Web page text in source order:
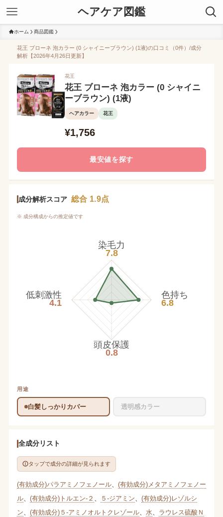
ヘアケア図鑑
ホーム 商品図鑑
花王 ブローネ 泡カラー (0 シャイニーブラウン) (1液)の口コミ（0件）/成分
解析【2026年4月26日更新】
花王
花王 ブローネ 泡カラー (0 シャイニ
ーブラウン) (1液)
ヘアカラー 花王
¥1,756
最安値を探す
成分解析スコア 総合 1.9点
※ 成分構成からの推定値です
染毛力
7.8
色持ち
6.8
頭皮保護
0.8
低刺激性
4.1
用途
白髪しっかりカバー 透明感カラー
全成分リスト
タップで成分の詳細が見られます
(有効成分)パラアミノフェノール、 (有効成分)メタアミノフェノー
ル、 (有効成分)トルエン-２ ５-ジアミン
(有効成分)レゾルシ
ン
(有効成分)５-アミノオルトクレゾール、 水
ラウレス硫酸Ｎ